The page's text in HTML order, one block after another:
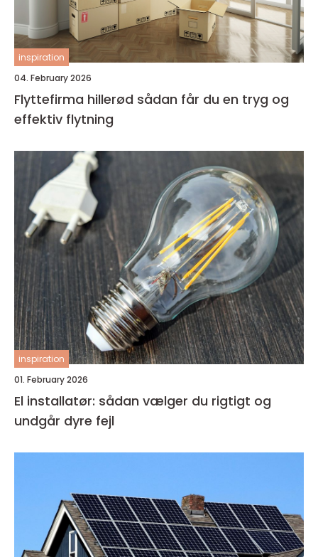
inspiration
04. February 2026
Flyttefirma hillerød sådan får du en tryg og
effektiv flytning
inspiration
01. February 2026
El installatør: sådan vælger du rigtigt og
undgår dyre fejl